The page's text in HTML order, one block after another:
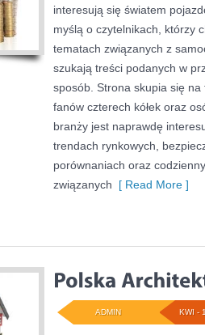
interesują się światem
myślą o czytelnikach, którzy
tematach związanych z
szukają treści podanych w
sposób. Strona skupia się
fanów czterech kółek oraz
branży jest naprawdę
trendach rynkowych,
porównaniach oraz
związanych [ Read More ]
KWI -
ADMIN